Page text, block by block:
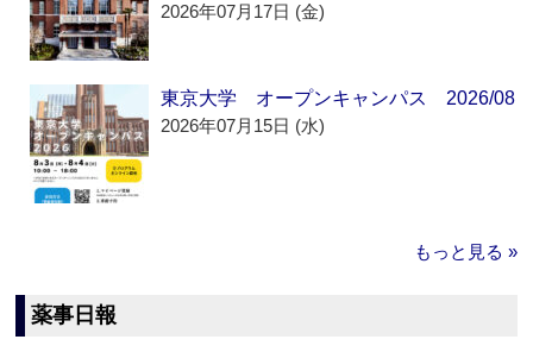
2026年07月17日 (金)
東京大学 オープンキャンパス 2026/08
2026年07月15日 (水)
もっと見る »
薬事日報